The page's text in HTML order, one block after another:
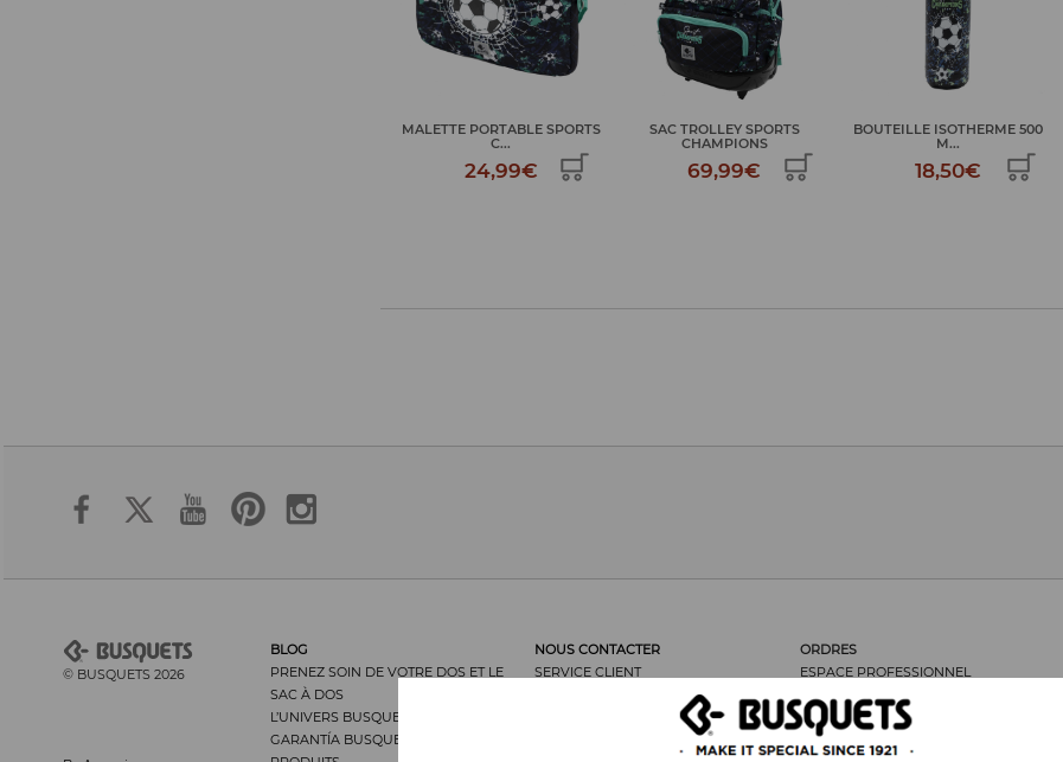
MALETTE PORTABLE SPORTS
C...
24,99€
SAC TROLLEY SPORTS
CHAMPIONS
69,99€
BOUTEILLE ISOTHERME 500
M...
18,50€
© BUSQUETS 2026
BLOG
PRENEZ SOIN DE VOTRE DOS ET LE
SAC À DOS
L’UNIVERS BUSQUETS
GARANTÍA BUSQUETS
NOUS CONTACTER
SERVICE CLIENT
NOUS RECOMMANDER
ORDRES
ESPACE PROFESSIONNEL
ORDRES
RETOUR DE MARCHANDISES
FRAIS D’ENVOI